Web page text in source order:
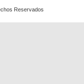
Reservados